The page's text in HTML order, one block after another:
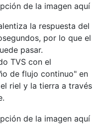
la respuesta del
por lo que el
pasar.
TVS con el
de flujo continuo" en
riel y la tierra a través